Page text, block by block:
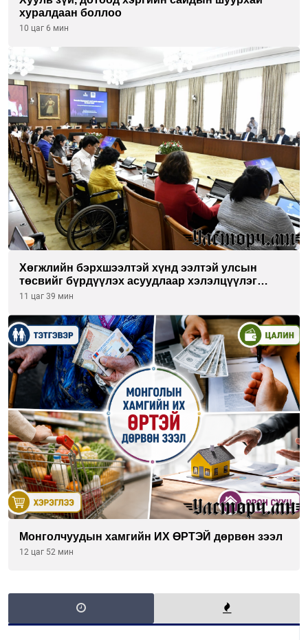
хуралдаан боллоо
10 цаг 6 мин
Хөгжлийн бэрхшээлтэй хүнд ээлтэй улсын
төсвийг бүрдүүлэх асуудлаар хэлэлцүүлэг
өрнүүлж байна
11 цаг 39 мин
Монголчуудын хамгийн ИХ ӨРТЭЙ дөрвөн зээл
12 цаг 52 мин